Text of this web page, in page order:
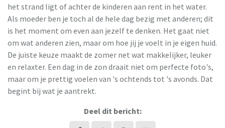
het strand ligt of achter de kinderen aan rent in het water.
Als moeder ben je toch al de hele dag bezig met anderen; dit
is het moment om even aan jezelf te denken. Het gaat niet
om wat anderen zien, maar om hoe jij je voelt in je eigen huid.
De juiste keuze maakt de zomer net wat makkelijker, leuker
en relaxter. Een dag in de zon draait niet om perfecte foto's,
maar om je prettig voelen van 's ochtends tot 's avonds. Dat
begint bij wat je aantrekt.
Deel dit bericht: